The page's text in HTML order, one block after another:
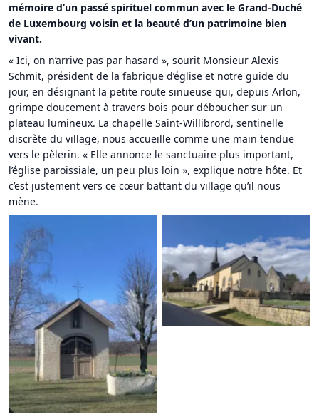
mémoire d’un passé spirituel commun avec le Grand-Duché
de Luxembourg voisin et la beauté d’un patrimoine bien
vivant.
« Ici, on n’arrive pas par hasard », sourit Monsieur Alexis
Schmit, président de la fabrique d’église et notre guide du
jour, en désignant la petite route sinueuse qui, depuis Arlon,
grimpe doucement à travers bois pour déboucher sur un
plateau lumineux. La chapelle Saint-Willibrord, sentinelle
discrète du village, nous accueille comme une main tendue
vers le pèlerin. « Elle annonce le sanctuaire plus important,
l’église paroissiale, un peu plus loin », explique notre hôte. Et
c’est justement vers ce cœur battant du village qu’il nous
mène.
Guirsch, sur les pas de
saint Willibrord
Guirsch, sur les pas de
saint Willibrord